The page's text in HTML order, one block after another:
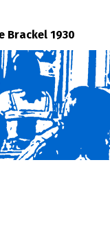
Brackel 1930